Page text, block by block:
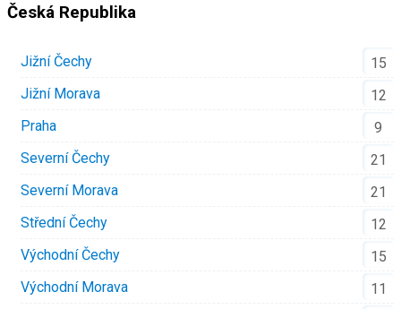
Česká Republika
Jižní Čechy
15
Jižní Morava
12
Praha
9
Severní Čechy
21
Severní Morava
21
Střední Čechy
12
Východní Čechy
15
Východní Morava
11